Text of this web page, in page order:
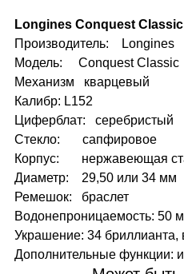
Longines Conquest Classic
Производитель: Longines
Модель: Conquest Classic
Механизм кварцевый
Калибр: L152
Циферблат: серебристый
Стекло: сапфировое
Корпус: нержавеющая
Диаметр: 29,50 или 34 мм
Ремешок: браслет
Водонепроницаемость: 50 м
Украшение: 34 бриллианта,
Дополнительные функции: